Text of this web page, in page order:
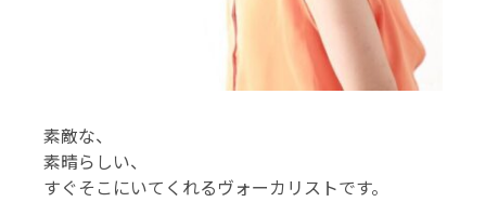
素敵な、
素晴らしい、
すぐそこにいてくれるヴォーカリストです。